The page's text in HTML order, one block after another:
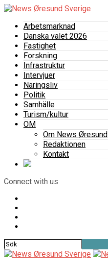
Arbetsmarknad
Danska valet 2026
Fastighet
Forskning
Infrastruktur
Intervjuer
Näringsliv
Politik
Samhälle
Turism/kultur
OM
Om News Øresund
Redaktionen
Kontakt
Connect with us